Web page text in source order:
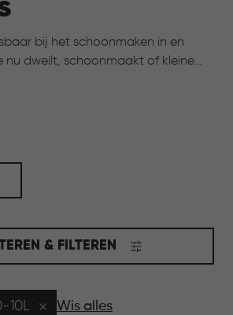
bij het schoonmaken in en
nu dweilt, schoonmaakt of kleine
Dankzij het sterke materiaal en
& FILTEREN
10L Wis alles